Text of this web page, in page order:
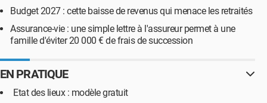
Budget 2027 : cette baisse de revenus qui menace les retraités
Assurance-vie : une simple lettre à l'assureur permet à une
famille d'éviter 20 000 € de frais de succession
EN PRATIQUE
Etat des lieux : modèle gratuit